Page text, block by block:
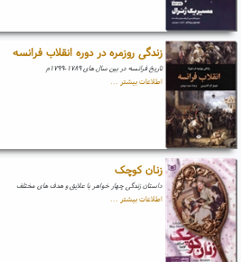
زندگی روزمره در دوره انقلاب فرانسه
تاریخ فرانسه در بین سال های ۱۷۸۹-۱۷۹۹م
اطلاعات بیشتر ...
زنان کوچک
داستان زندگی چهار خواهر با علایق و هدف های مختلف
اطلاعات بیشتر ...